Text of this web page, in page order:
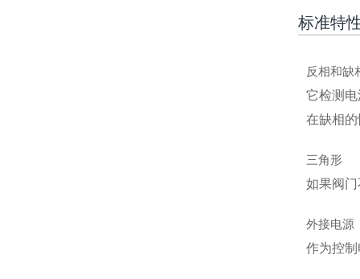
标准特
反相和缺
它检测
在缺相
三角形
如果阀
外接电源
作为控